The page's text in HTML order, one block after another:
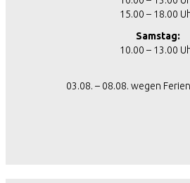
15.00 – 18.00
Samstag:
10.00 – 13.00
03.08. – 08.08. wegen